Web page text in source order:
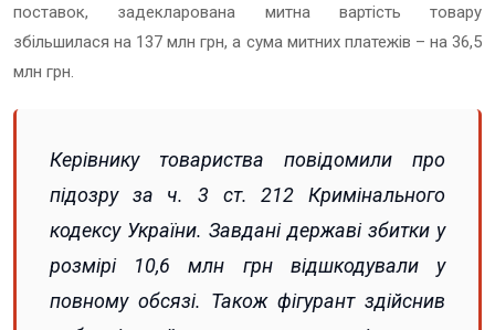
поставок, задекларована митна вартість товару
збільшилася на 137 млн грн, а сума митних платежів – на 36,5
млн грн.
Керівнику товариства повідомили про
підозру за ч. 3 ст. 212 Кримінального
кодексу України. Завдані державі збитки у
розмірі 10,6 млн грн відшкодували у
повному обсязі. Також фігурант здійснив